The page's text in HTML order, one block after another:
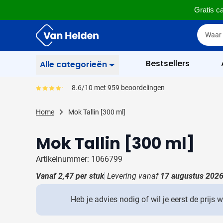
Gratis
Ga naar de inhoud Zoek
Zoek
Alle categorieën
Schrijfwaren
Toon submenu voor
Weggevertjes
Toon submenu voor
Tassen
Toon submenu voor
Gereedschap & Veiligheid
Toon submenu voor
Bestsellers
Gemiddeld reviewpercentage is 86
8.6/10 met 959 beoordelingen
Home Mok Tallin [300 ml]
Mok Tallin [300 ml]
Artikelnummer: 1066799
Vanaf2,47per stuk Levering vanaf 17 augustus 2026
Heb je advies nodig of wil je eerst de prijs